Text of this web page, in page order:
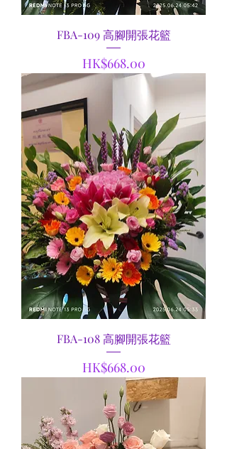
FBA-109 高腳開張花籃
價格
HK$668.00
FBA-108 高腳開張花籃
價格
HK$668.00